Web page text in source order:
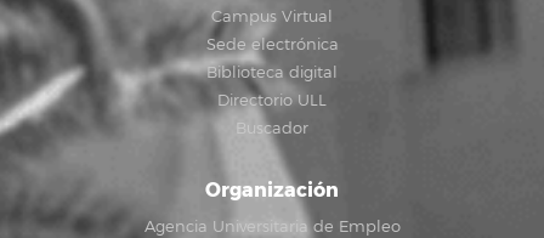
Campus Virtual
Sede electrónica
Biblioteca digital
Directorio ULL
Buscador
Organización
Agencia Universitaria de Empleo